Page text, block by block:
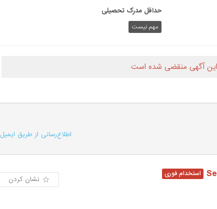
حداقل مدرک تحصیلی
مهم نیست
این آگهی منقضی شده است
اطلاع‌رسانی از طریق ایمیل
نشان کردن